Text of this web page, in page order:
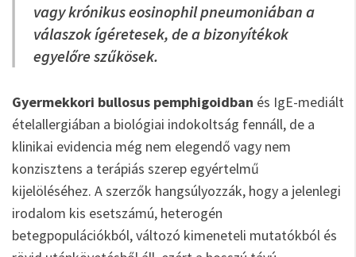
vagy krónikus eosinophil pneumoniában a
válaszok ígéretesek, de a bizonyítékok
egyelőre szűkösek.
Gyermekkori bullosus pemphigoidban és IgE-mediált
ételallergiában a biológiai indokoltság fennáll, de a
klinikai evidencia még nem elegendő vagy nem
konzisztens a terápiás szerep egyértelmű
kijelöléséhez. A szerzők hangsúlyozzák, hogy a jelenlegi
irodalom kis esetszámú, heterogén
betegpopulációkból, változó kimeneteli mutatókból és